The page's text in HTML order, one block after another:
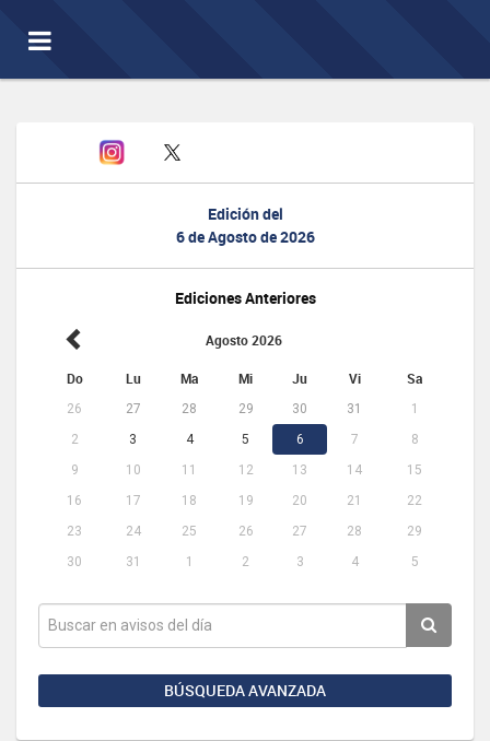
Toggle
navigation
Edición del
6 de Agosto de 2026
Ediciones Anteriores
Agosto 2026
Do Lu Ma Mi Ju Vi Sa
26 27 28 29 30 31
1
2
3 4 5 6 7
8
9
10 11 12 13 14
15
16
17 18 19 20 21
22
23
24 25 26 27 28
29
30
31 1 2 3 4 5
BÚSQUEDA AVANZADA